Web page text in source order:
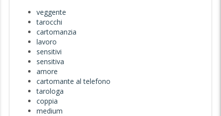
veggente
tarocchi
cartomanzia
lavoro
sensitivi
sensitiva
amore
cartomante al telefono
tarologa
coppia
medium